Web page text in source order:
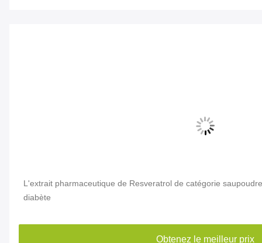
L'extrait pharmaceutique de Resveratrol de catégorie
diabète
Obtenez le meilleur prix